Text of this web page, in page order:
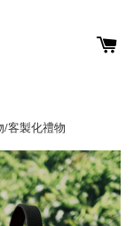
/客製化禮物